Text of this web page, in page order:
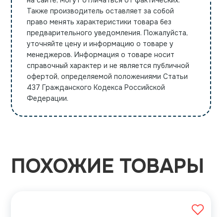
Также производитель оставляет за собой
право менять характеристики товара без
предварительного уведомления. Пожалуйста,
уточняйте цену и информацию о товаре у
менеджеров. Информация о товаре носит
справочный характер и не является публичной
офертой, определяемой положениями Статьи
437 Гражданского Кодекса Российской
Федерации.
ПОХОЖИЕ ТОВАРЫ